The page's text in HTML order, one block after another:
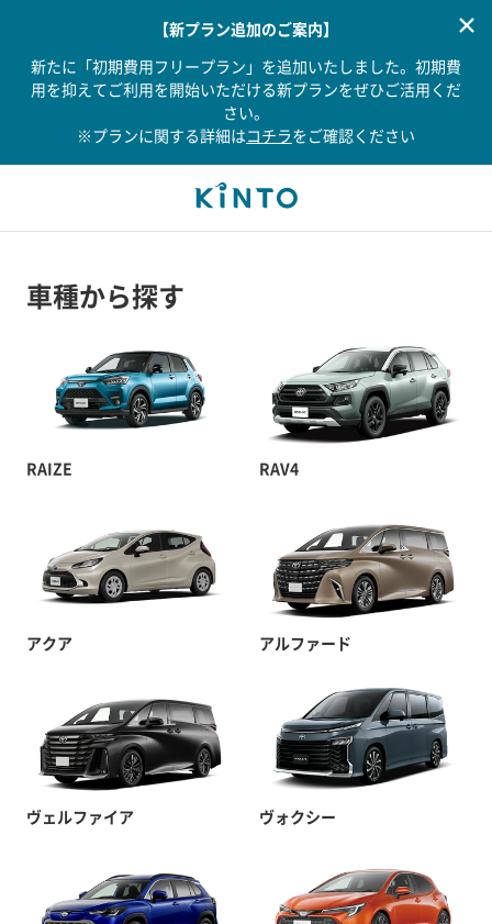
【新プラン追加のご案内】
新たに「初期費用フリープラン」を追加いたしました。初期費
用を抑えてご利用を開始いただける新プランをぜひご活用くだ
さい。
※プランに関する詳細はコチラをご確認ください
車種から探す
RAIZE RAV4
アクア アルファード
ヴェルファイア ヴォクシー